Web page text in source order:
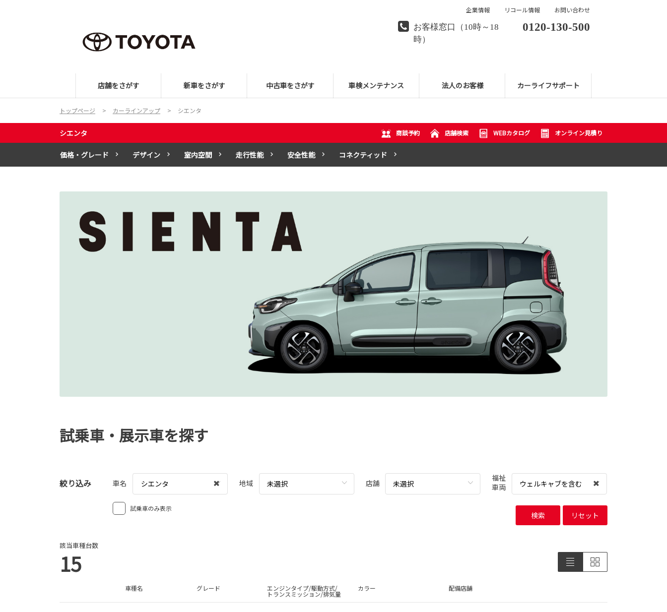
お客様窓口（10時～18
時）
0120-130-500
店舗をさがす 新車をさがす 中古車をさがす 車検メンテナンス 法人のお客様 カーライフサポート
企業情報 リコール情報 お問い合わせ
トップページ カーラインアップ シエンタ
シエンタ 商談予約 店舗検索 WEBカタログ オンライン見積り
価格・グレード デザイン 室内空間 走行性能 安全性能 コネクティッド
試乗車・展示車を探す
絞り込み 車名 シエンタ 地域 未選択 店舗 未選択
福祉
車両
ウェルキャブを含む
試乗車のみ表示
検索 リセット
該当車種台数
15
車種名 グレード エンジンタイプ/駆動方式/
トランスミッション/排気量
カラー 配備店舗